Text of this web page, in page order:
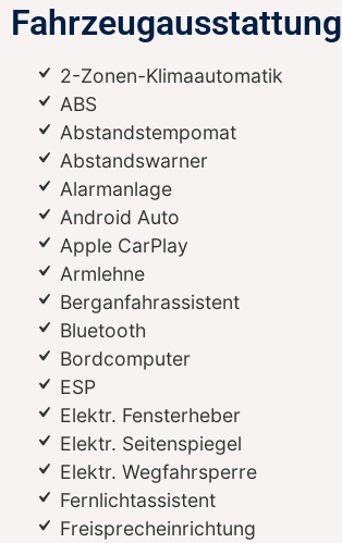
Fahrzeugausstattung
2-Zonen-Klimaautomatik
ABS
Abstandstempomat
Abstandswarner
Alarmanlage
Android Auto
Apple CarPlay
Armlehne
Berganfahrassistent
Bluetooth
Bordcomputer
ESP
Elektr. Fensterheber
Elektr. Seitenspiegel
Elektr. Wegfahrsperre
Fernlichtassistent
Freisprecheinrichtung